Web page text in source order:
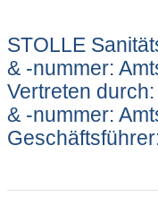
STOLLE
& -nummer:
Vertreten
& -nummer: